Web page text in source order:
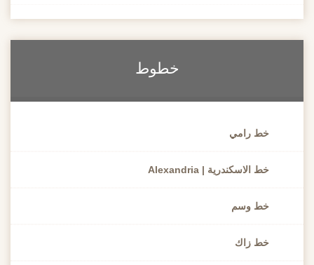
خطوط
خط رامي
خط الاسكندرية | Alexandria
خط وسم
خط زاك